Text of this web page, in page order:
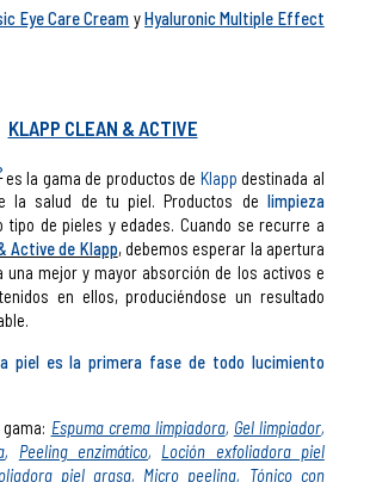
Eye Care Cream yHyaluronic Multiple Effect
KLAPP CLEAN & ACTIVE
es la gama de productos de Klapp destinada al
la salud de tu piel. Productos de limpieza
tipo de pieles y edades. Cuando se recurre a
Active de Klapp, debemos esperar la apertura
una mejor y mayor absorción de los activos e
en ellos, produciéndose un resultado
piel es la primera fase de todo lucimiento
Espuma crema limpiadora, Gel limpiador,
, Peeling enzimático, Loción exfoliadora piel
piel grasa, Micro peeling, Tónico con